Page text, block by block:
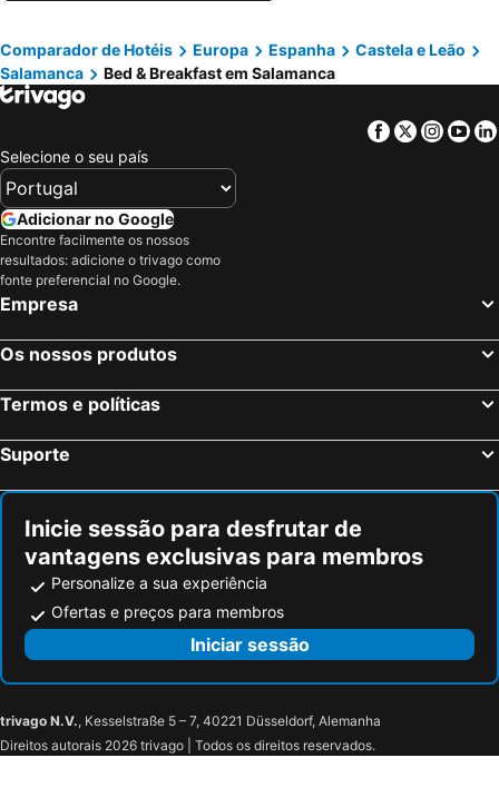
Comparador de Hotéis Europa Espanha
Castela e Leão
Salamanca
Bed & Breakfast em Salamanca
Facebook
Twitter
Selecione o seu país
Adicionar no Google
Encontre facilmente os nossos
resultados: adicione o trivago como
fonte preferencial no Google.
Empresa
Os nossos produtos
Termos e políticas
Suporte
Inicie sessão para desfrutar de
vantagens exclusivas para membros
Personalize a sua experiência
Ofertas e preços para membros
Iniciar sessão
trivago N.V., Kesselstraße 5 – 7, 40221 Düsseldorf, Alemanha
Direitos autorais 2026 trivago | Todos os direitos reservados.